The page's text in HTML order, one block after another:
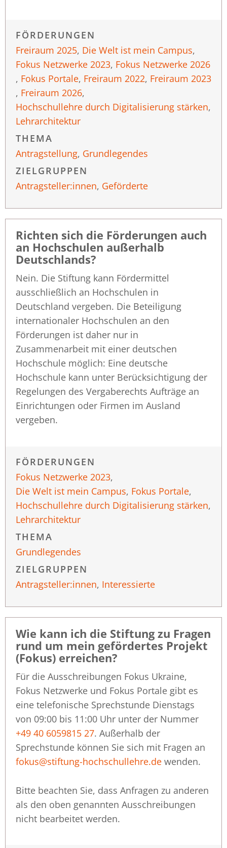
FÖRDERUNGEN
Freiraum 2025, Die Welt ist mein Campus,
Fokus Netzwerke 2023, Fokus Netzwerke 2026
, Fokus Portale, Freiraum 2022, Freiraum 2023
, Freiraum 2026,
Hochschullehre durch Digitalisierung stärken,
Lehrarchitektur
THEMA
Antragstellung, Grundlegendes
ZIELGRUPPEN
Antragsteller:innen, Geförderte
Richten sich die Förderungen auch
an Hochschulen außerhalb
Deutschlands?
Nein. Die Stiftung kann Fördermittel
ausschließlich an Hochschulen in
Deutschland vergeben. Die Beteiligung
internationaler Hochschulen an den
Förderungen ist daher nur in
Zusammenarbeit mit einer deutschen
Hochschule möglich: Eine deutsche
Hochschule kann unter Berücksichtigung der
Regelungen des Vergaberechts Aufträge an
Einrichtungen oder Firmen im Ausland
vergeben.
FÖRDERUNGEN
Fokus Netzwerke 2023,
Die Welt ist mein Campus, Fokus Portale,
Hochschullehre durch Digitalisierung stärken,
Lehrarchitektur
THEMA
Grundlegendes
ZIELGRUPPEN
Antragsteller:innen, Interessierte
Wie kann ich die Stiftung zu Fragen
rund um mein gefördertes Projekt
(Fokus) erreichen?
Für die Ausschreibungen Fokus Ukraine,
Fokus Netzwerke und Fokus Portale gibt es
eine telefonische Sprechstunde Dienstags
von 09:00 bis 11:00 Uhr unter der Nummer
+49 40 6059815 27. Außerhalb der
Sprechstunde können Sie sich mit Fragen an
fokus@stiftung-hochschullehre.de wenden.
Bitte beachten Sie, dass Anfragen zu anderen
als den oben genannten Ausschreibungen
nicht bearbeitet werden.